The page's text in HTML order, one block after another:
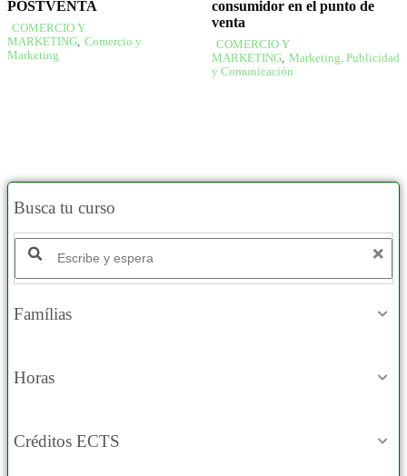
POSTVENTA
COMERCIO Y
MARKETING, Comercio y
Marketing
consumidor en el punto de
venta
COMERCIO Y
MARKETING, Marketing, Publicidad
y Comunicación
Busca tu curso
Buscar productos:
Famílias
Horas
Créditos ECTS